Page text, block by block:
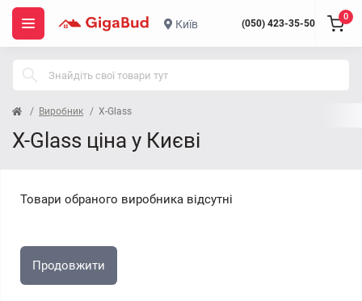
Київ (050) 423-35-50
0
Виробник X-Glass
X-Glass ціна у Києві
Товари обраного виробника відсутні
Продовжити